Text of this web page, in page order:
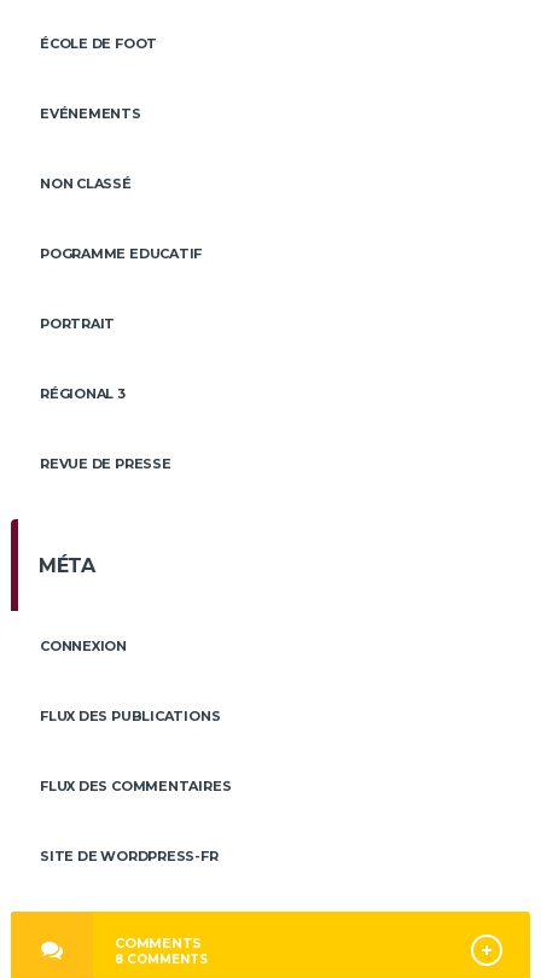
ÉCOLE DE FOOT
EVÉNEMENTS
NON CLASSÉ
POGRAMME EDUCATIF
PORTRAIT
RÉGIONAL 3
REVUE DE PRESSE
MÉTA
CONNEXION
FLUX DES PUBLICATIONS
FLUX DES COMMENTAIRES
SITE DE WORDPRESS-FR
COMMENTS
8 COMMENTS